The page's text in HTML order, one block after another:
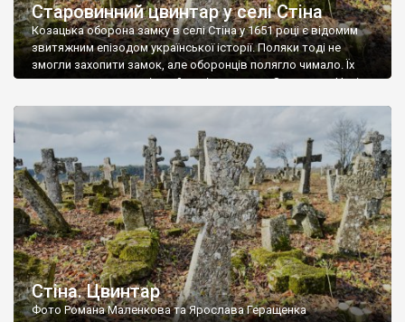
Старовинний цвинтар у селі Стіна
Козацька оборона замку в селі Стіна у 1651 році є відомим
звитяжним епізодом української історії. Поляки тоді не
змогли захопити замок, але оборонців полягло чимало. Їх
поховали на цвинтарі, який тоді називався Замковим. Нині на
ньому чимало хрестів 19 століття, є такі, де епітафії стер […]
Стіна. Цвинтар
Фото Романа Маленкова та Ярослава Геращенка